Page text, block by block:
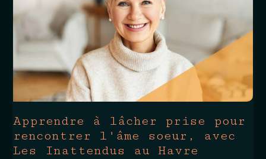
Apprendre à lâcher prise pour
rencontrer l'âme soeur, avec
Les Inattendus au Havre